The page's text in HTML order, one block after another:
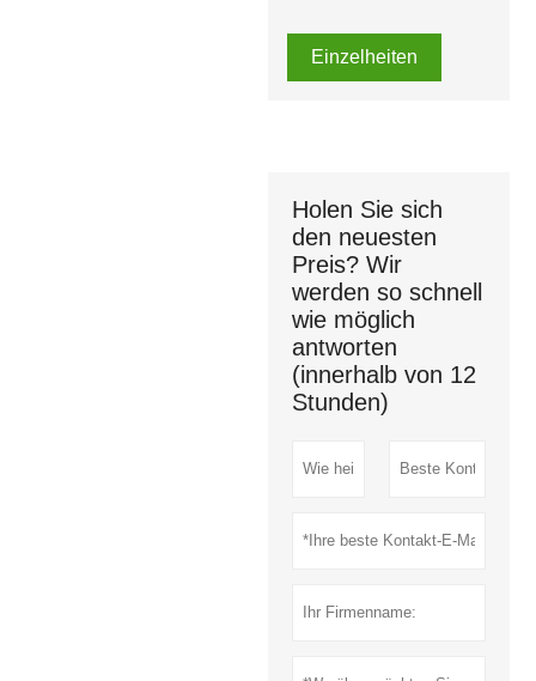
Einzelheiten
Holen Sie sich
den neuesten
Preis? Wir
werden so schnell
wie möglich
antworten
(innerhalb von 12
Stunden)